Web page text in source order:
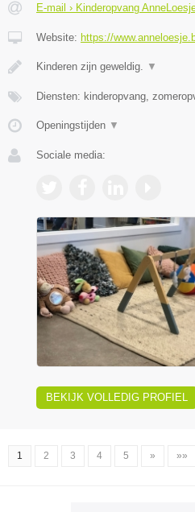
E-mail › Kinderopvang
Website: https://
Kinderen zijn geweldig. ▼
Diensten: kinderopvang,
Openingstijden ▼
Sociale media:
BEKIJK VOLLEDIG PROFIEL
1 2 3 4 5 » »»